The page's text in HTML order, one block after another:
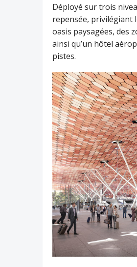
Déployé sur trois
repensée, privilégiant
oasis paysagées, des
ainsi qu’un hôtel
pistes.